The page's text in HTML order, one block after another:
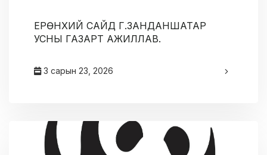
ЕРӨНХИЙ САЙД Г.ЗАНДАНШАТАР
УСНЫ ГАЗАРТ АЖИЛЛАВ.
3 сарын 23, 2026